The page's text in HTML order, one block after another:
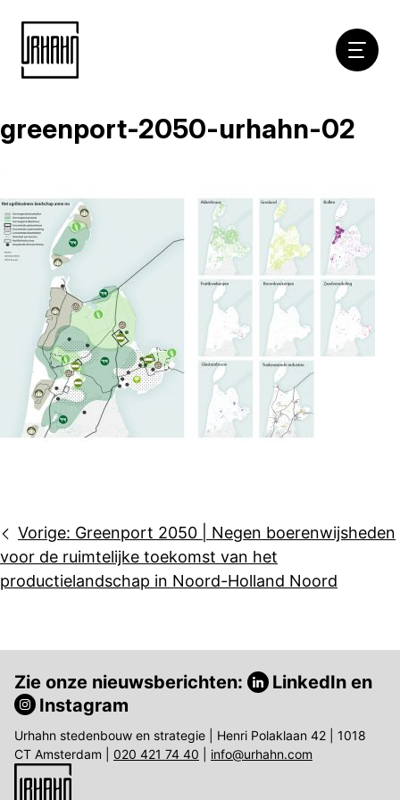
Naar
inhoud
greenport-2050-urhahn-02
Bericht
navigatie
Vorige: Greenport 2050 | Negen boerenwijsheden
voor de ruimtelijke toekomst van het
productielandschap in Noord-Holland Noord
Zie onze nieuwsberichten: LinkedIn en
Instagram
Urhahn stedenbouw en strategie | Henri Polaklaan 42 | 1018
CT Amsterdam | 020 421 74 40 info@urhahn.com